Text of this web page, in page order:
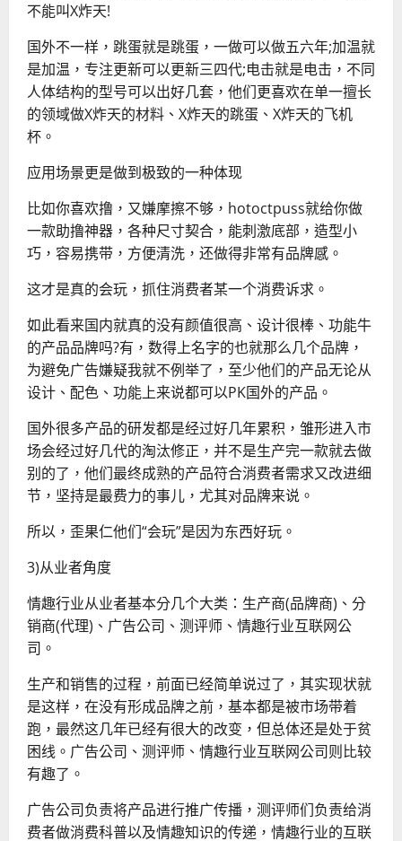
不能叫X炸天!
国外不一样，跳蛋就是跳蛋，一做可以做五六年;加温就
是加温，专注更新可以更新三四代;电击就是电击，不同
人体结构的型号可以出好几套，他们更喜欢在单一擅长
的领域做X炸天的材料、X炸天的跳蛋、X炸天的飞机
杯。
应用场景更是做到极致的一种体现
比如你喜欢撸，又嫌摩擦不够，hotoctpuss就给你做
一款助撸神器，各种尺寸契合，能刺激底部，造型小
巧，容易携带，方便清洗，还做得非常有品牌感。
这才是真的会玩，抓住消费者某一个消费诉求。
如此看来国内就真的没有颜值很高、设计很棒、功能牛
的产品品牌吗?有，数得上名字的也就那么几个品牌，
为避免广告嫌疑我就不例举了，至少他们的产品无论从
设计、配色、功能上来说都可以PK国外的产品。
国外很多产品的研发都是经过好几年累积，雏形进入市
场会经过好几代的淘汰修正，并不是生产完一款就去做
别的了，他们最终成熟的产品符合消费者需求又改进细
节，坚持是最费力的事儿，尤其对品牌来说。
所以，歪果仁他们“会玩”是因为东西好玩。
3)从业者角度
情趣行业从业者基本分几个大类：生产商(品牌商)、分
销商(代理)、广告公司、测评师、情趣行业互联网公
司。
生产和销售的过程，前面已经简单说过了，其实现状就
是这样，在没有形成品牌之前，基本都是被市场带着
跑，最然这几年已经有很大的改变，但总体还是处于贫
困线。广告公司、测评师、情趣行业互联网公司则比较
有趣了。
广告公司负责将产品进行推广传播，测评师们负责给消
费者做消费科普以及情趣知识的传递，情趣行业的互联